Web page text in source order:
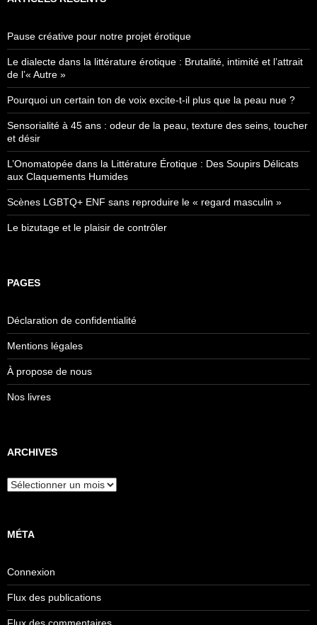
Pause créative pour notre projet érotique
Le dialecte dans la littérature érotique : Brutalité, intimité et l’attrait
de l’« Autre »
Pourquoi un certain ton de voix excite-t-il plus que la peau nue ?
Sensorialité à 45 ans : odeur de la peau, texture des seins, toucher
et désir
L’Onomatopée dans la Littérature Érotique : Des Soupirs Délicats
aux Claquements Humides
Scènes LGBTQ+ ENF sans reproduire le « regard masculin »
Le bizutage et le plaisir de contrôler
PAGES
Déclaration de confidentialité
Mentions légales
À propose de nous
Nos livres
ARCHIVES
Archives
MÉTA
Connexion
Flux des publications
Flux des commentaires